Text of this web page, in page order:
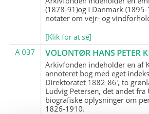
(1878-91)og i Danmark
notater om vejr- og
[Klik for at se]
A 037
VOLONTØR HANS PETER
Arkivfonden indeholder en af
annoteret bog med eget
Direktoratet 1882-86', to
Ludvig Petersen, det andet
biografiske oplysninger om
1826-1910.